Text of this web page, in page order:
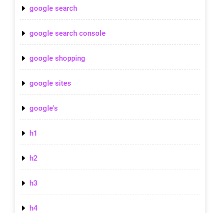
google search
google search console
google shopping
google sites
google's
h1
h2
h3
h4